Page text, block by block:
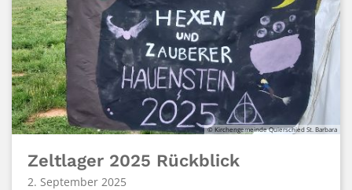
© Kirchengemeinde Quierschied St. Barbara
Zeltlager 2025 Rückblick
2. September 2025